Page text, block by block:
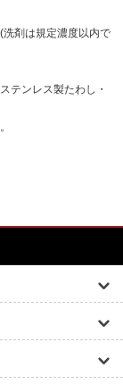
洗剤は規定濃度以内で
テンレス製たわし・